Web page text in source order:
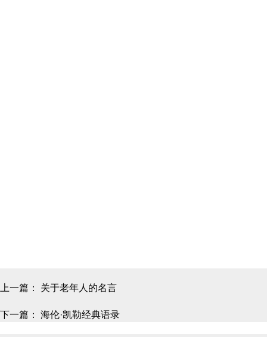
上一篇： 关于老年人的名言
下一篇： 海伦·凯勒经典语录